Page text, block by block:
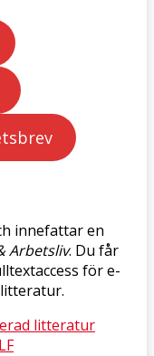
innefattar en
Arbetsliv. Du får
för e-
litteratur